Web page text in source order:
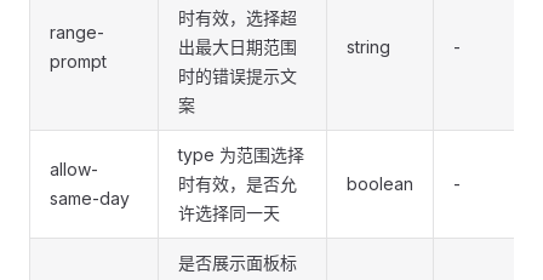
range-
prompt
时有效，选择超
出最大日期范围
时的错误提示文
案
string -
allow-
same-day
type 为范围选择
时有效，是否允
许选择同一天
boolean -
是否展示面板标